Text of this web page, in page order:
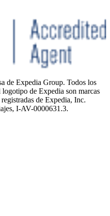
de Expedia Group. Todos los
de Expedia son marcas
de Expedia, Inc.
I-AV-0000631.3.